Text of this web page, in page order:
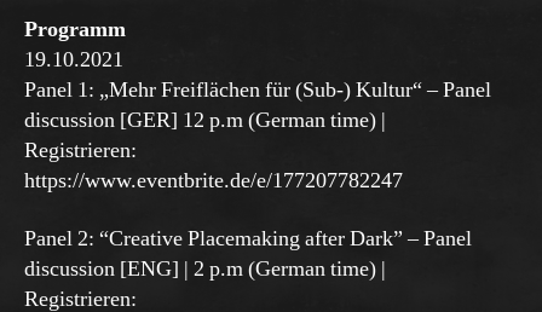
Programm
19.10.2021
Panel 1: „Mehr Freiflächen für (Sub-) Kultur“ – Panel
discussion [GER] 12 p.m (German time) |
Registrieren:
https://www.eventbrite.de/e/177207782247
Panel 2: “Creative Placemaking after Dark” – Panel
discussion [ENG] | 2 p.m (German time) |
Registrieren: